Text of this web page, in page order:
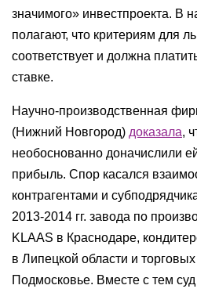
значимого» инвестпроекта. В
полагают, что критериям для
соответствует и должна
ставке.
Научно-производственная
(Нижний Новгород) доказала,
необоснованно доначислили
прибыль. Спор касался
контрагентами и
2013-2014 гг. завода по
KLAAS в Краснодаре,
в Липецкой области и
Подмосковье. Вместе с тем